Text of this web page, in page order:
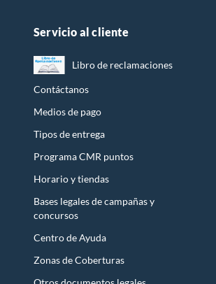
Servicio al cliente
Libro de reclamaciones
Contáctanos
Medios de pago
Tipos de entrega
Programa CMR puntos
Horario y tiendas
Bases legales de campañas y
concursos
Centro de Ayuda
Zonas de Coberturas